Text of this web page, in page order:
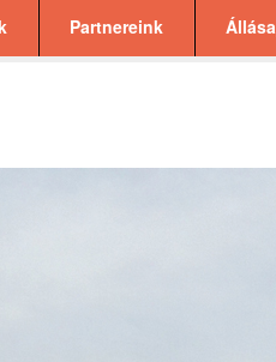
Partnereink